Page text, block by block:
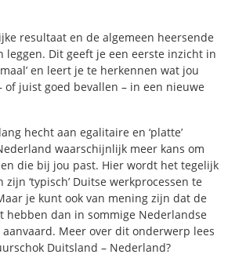
resultaat en de algemeen heersende
leggen. Dit geeft je een eerste inzicht in
en leert je te herkennen wat jou
juist goed bevallen – in een nieuwe
hecht aan egalitaire en ‘platte’
waarschijnlijk meer kans om
die bij jou past. Hier wordt het tegelijk
‘typisch’ Duitse werkprocessen te
je kunt ook van mening zijn dat de
hebben dan in sommige Nederlandse
Meer over dit onderwerp lees
Duitsland – Nederland?